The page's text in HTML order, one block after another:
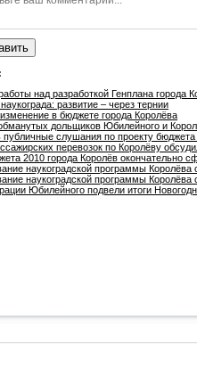
над разработкой Генплана города
развитие – через тернии
в бюджете города Королёва
дольщиков Юбилейного и
публичные слушания по проекту бюджета
перевозок по Королёву
2010 города Королёв окончательно
наукоградской программы Королёва
наукоградской программы Королёва
Юбилейного подвели итоги